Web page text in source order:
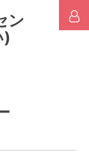
ン
)